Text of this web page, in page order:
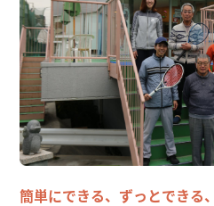
ビジネス
観光・情報
出会いの駅おか
お問い合わせ
簡単にできる、ずっとできる